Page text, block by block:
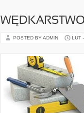
POSTED BY ADMIN LUT